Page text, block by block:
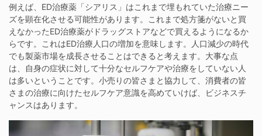
例えば、ED治療薬「シアリス」はこれまで埋もれていた治療ニー
ズを顕在化させる可能性があります。これまで処方箋がないと買
えなかったED治療薬がドラッグストアなどで買えるようになるか
らです。これはED治療人口の増加を意味します。人口減少の時代
でも製薬市場を成長させることはできると考えます。大事な点
は、自身の症状に対して十分なセルフケアや治療をしていない人
は多いということです。小売りの皆さまと協力して、消費者の皆
さまの治療に向けたセルフケア意識を高めていけば、ビジネスチ
ャンスはあります。